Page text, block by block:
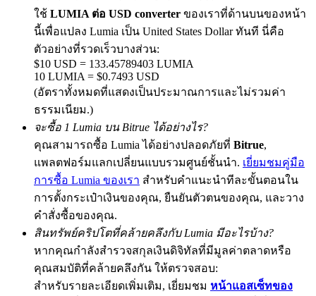
Precious Metals Trading Carnival
Trade Gold & Silver · 33,333 USDT Bonus
USDT New User Exclusive 10% APR
USDT Flexible Staking | Daily Rewards
New Listing Futures Fest
Trade New Futures, Win 200,000 USDT
ใช้ LUMIA ต่อ USD converter ของเราที่ด้านบนของหน้า
นี้เพื่อแปลง Lumia เป็น United States Dollar ทันที นี่คือ
ตัวอย่างที่รวดเร็วบางส่วน:
$10 USD = 133.45789403 LUMIA
10 LUMIA = $0.7493 USD
(อัตราทั้งหมดที่แสดงเป็นประมาณการและไม่รวมค่า
ธรรมเนียม.)
จะซื้อ 1 Lumia บน Bitrue ได้อย่างไร?
คุณสามารถซื้อ Lumia ได้อย่างปลอดภัยที่ Bitrue,
แพลตฟอร์มแลกเปลี่ยนแบบรวมศูนย์ชั้นนำ. เยี่ยมชมคู่มือ
การซื้อ Lumia ของเรา สำหรับคำแนะนำทีละขั้นตอนใน
การตั้งกระเป๋าเงินของคุณ, ยืนยันตัวตนของคุณ, และวาง
คำสั่งซื้อของคุณ.
สินทรัพย์คริปโตที่คล้ายคลึงกับ Lumia มีอะไรบ้าง?
หากคุณกำลังสำรวจสกุลเงินดิจิทัลที่มีมูลค่าตลาดหรือ
คุณสมบัติที่คล้ายคลึงกัน ให้ตรวจสอบ:
สำหรับรายละเอียดเพิ่มเติม, เยี่ยมชม หน้าแอสเซ็ทของ